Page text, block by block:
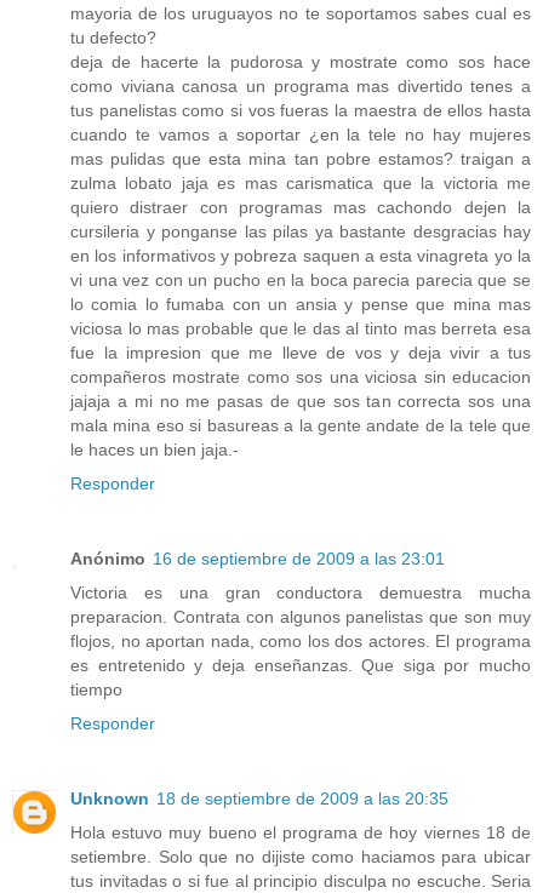
mayoria de los uruguayos no te soportamos sabes cual es
tu defecto?
deja de hacerte la pudorosa y mostrate como sos hace
como viviana canosa un programa mas divertido tenes a
tus panelistas como si vos fueras la maestra de ellos hasta
cuando te vamos a soportar ¿en la tele no hay mujeres
mas pulidas que esta mina tan pobre estamos? traigan a
zulma lobato jaja es mas carismatica que la victoria me
quiero distraer con programas mas cachondo dejen la
cursileria y ponganse las pilas ya bastante desgracias hay
en los informativos y pobreza saquen a esta vinagreta yo la
vi una vez con un pucho en la boca parecia parecia que se
lo comia lo fumaba con un ansia y pense que mina mas
viciosa lo mas probable que le das al tinto mas berreta esa
fue la impresion que me lleve de vos y deja vivir a tus
compañeros mostrate como sos una viciosa sin educacion
jajaja a mi no me pasas de que sos tan correcta sos una
mala mina eso si basureas a la gente andate de la tele que
le haces un bien jaja.-
Responder
Anónimo 16 de septiembre de 2009 a las 23:01
Victoria es una gran conductora demuestra mucha
preparacion. Contrata con algunos panelistas que son muy
flojos, no aportan nada, como los dos actores. El programa
es entretenido y deja enseñanzas. Que siga por mucho
tiempo
Responder
Unknown 18 de septiembre de 2009 a las 20:35
Hola estuvo muy bueno el programa de hoy viernes 18 de
setiembre. Solo que no dijiste como haciamos para ubicar
tus invitadas o si fue al principio disculpa no escuche. Seria